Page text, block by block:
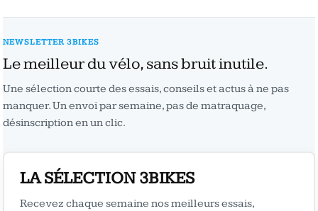
NEWSLETTER 3BIKES
Le meilleur du vélo, sans bruit inutile.
Une sélection courte des essais, conseils et actus à ne pas
manquer. Un envoi par semaine, pas de matraquage,
désinscription en un clic.
LA SÉLECTION 3BIKES
Recevez chaque semaine nos meilleurs essais,